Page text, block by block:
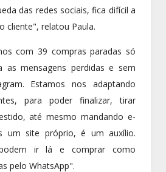
das redes sociais, fica difícil a
cliente", relatou Paula.
com 39 compras paradas só
as mensagens perdidas e sem
Estamos nos adaptando
para poder finalizar, tirar
até mesmo mandando e-
um site próprio, é um auxílio.
ir lá e comprar como
pelo WhatsApp".